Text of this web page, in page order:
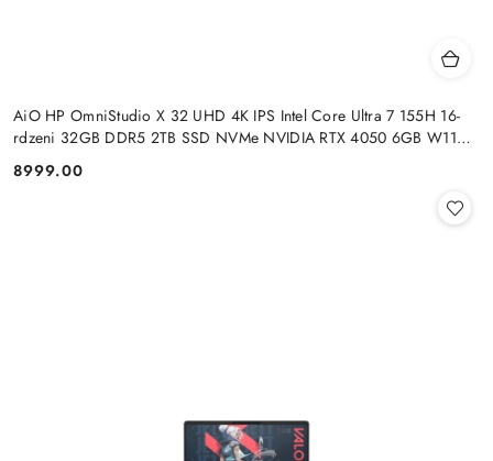
AiO HP OmniStudio X 32 UHD 4K IPS Intel Core Ultra 7 155H 16-
rdzeni 32GB DDR5 2TB SSD NVMe NVIDIA RTX 4050 6GB W11
Cena:
8999.00